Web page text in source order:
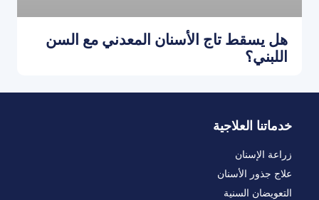
هل يسقط تاج الأسنان المعدني مع السن
اللبني؟
خدماتنا العلاجية
زراعة الإسنان
علاج جذور الأسنان
التعويضان السنية